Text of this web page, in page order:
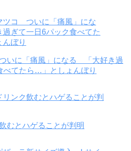
いに「痛風」になる 「大好き過
べてたら…」としょんぼり
むとハゲることが判明